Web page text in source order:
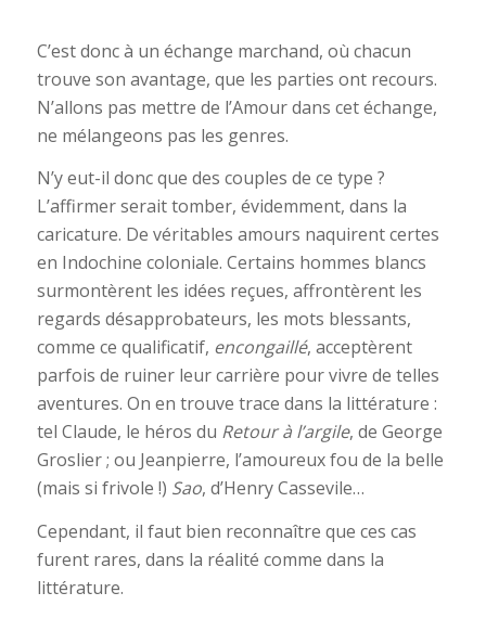
C’est donc à un échange marchand, où chacun
trouve son avantage, que les parties ont recours.
N’allons pas mettre de l’Amour dans cet échange,
ne mélangeons pas les genres.
N’y eut-il donc que des couples de ce type ?
L’affirmer serait tomber, évidemment, dans la
caricature. De véritables amours naquirent certes
en Indochine coloniale. Certains hommes blancs
surmontèrent les idées reçues, affrontèrent les
regards désapprobateurs, les mots blessants,
comme ce qualificatif, encongaillé, acceptèrent
parfois de ruiner leur carrière pour vivre de telles
aventures. On en trouve trace dans la littérature :
tel Claude, le héros du Retour à l’argile, de George
Groslier ; ou Jeanpierre, l’amoureux fou de la belle
(mais si frivole !) Sao, d’Henry Cassevile…
Cependant, il faut bien reconnaître que ces cas
furent rares, dans la réalité comme dans la
littérature.